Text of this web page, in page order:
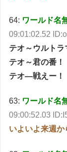
64: ワールド名
09:01:02.52
テオ～ウルトラ
テオ～君の番！
テオ―戦えー！
63: ワールド名
09:00:52.03
いよいよ来週